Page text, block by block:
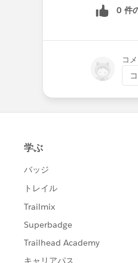
0 件
コ